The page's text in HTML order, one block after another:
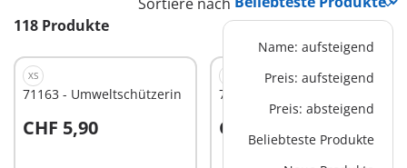
118 Produkte
Name: aufsteigend
Preis: aufsteigend
Preis: absteigend
Beliebteste Produkte
XS
71163 - Umweltschützerin
CHF 5,90
71188 - Kräutersammlerin
CHF 10,90